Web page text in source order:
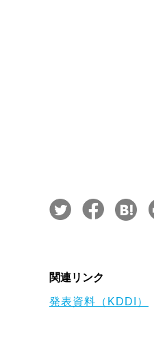
関連リンク
発表資料（KDDI）